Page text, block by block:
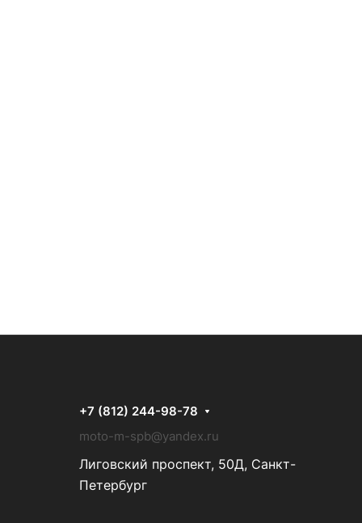
+7 (812) 244-98-78
moto-m-spb@yandex.ru
Лиговский проспект, 50Д, Санкт-
Петербург